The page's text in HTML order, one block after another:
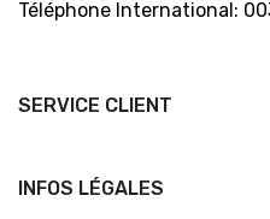
Téléphone International:
SERVICE CLIENT
INFOS LÉGALES